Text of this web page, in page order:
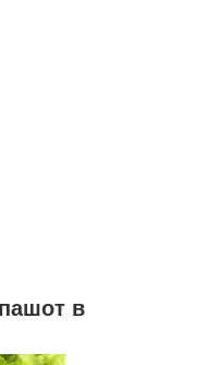
в